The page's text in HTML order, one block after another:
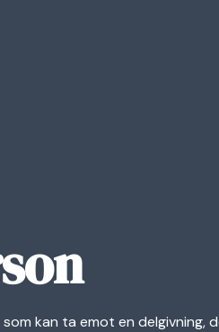
kan ta emot en delgivning,